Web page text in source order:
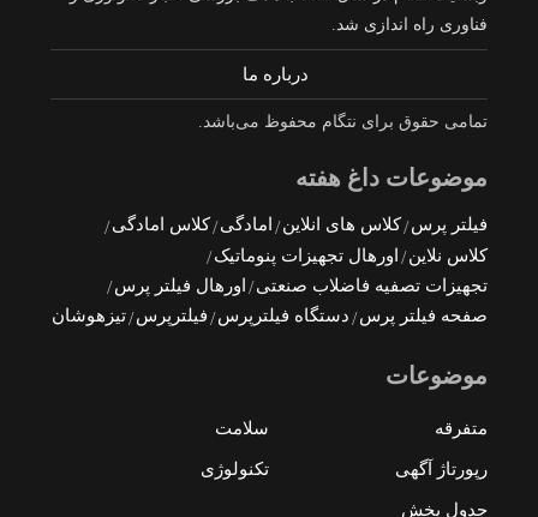
فناوری راه اندازی شد.
درباره ما
تمامی حقوق برای نتگام محفوظ می‌باشد.
موضوعات داغ هفته
فیلتر پرس کلاس های انلاین امادگی کلاس امادگی
کلاس نلاین
اورهال تجهیزات پنوماتیک
تجهیزات تصفیه فاضلاب صنعتی
اورهال فیلتر پرس
صفحه فیلتر پرس
دستگاه فیلترپرس فیلترپرس تیزهوشان
موضوعات
متفرقه سلامت
رپورتاژ آگهی تکنولوژی
جدول پخش